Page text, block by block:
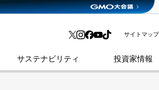
渋谷フクラス入館方法
取材のお申し込み
その他
サステナビリティ
SDGsへの取り組み
政府・自治体からの
投資家情報
格付・社債情報
サイトマップ